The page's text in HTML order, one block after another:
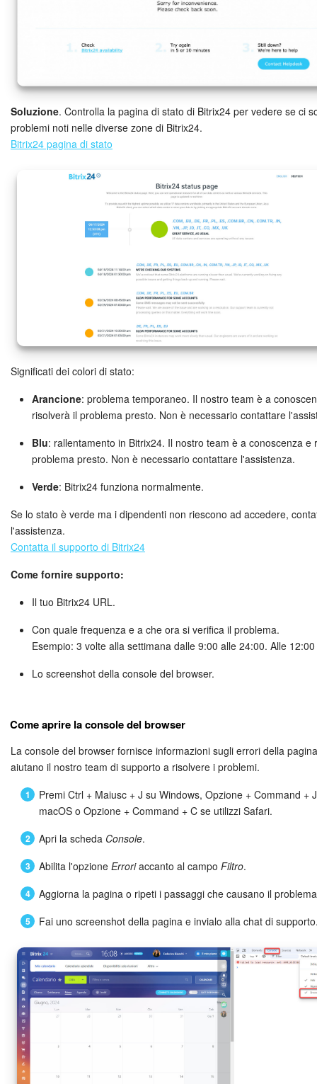
Analisi CRM
Generatore BI
Online store
Dipendenti
Knowledge base
Firma elettronica
Firma elettronica per HR
Automazione
Flussi di lavoro
Gestione inventario
Telefonia
Mio profilo
Enterprise
Bitrix24 Messenger
Domande generali
INIZIA GRATIS
Soluzione. Controlla la pagina di stato di Bitrix24 per vedere se ci
problemi noti nelle diverse zone di Bitrix24.
Bitrix24 pagina di stato
Significati dei colori di stato:
Arancione: problema temporaneo. Il nostro team è a
risolverà il problema presto. Non è necessario contattare
Blu: rallentamento in Bitrix24. Il nostro team è a conoscenza e
problema presto. Non è necessario contattare l'assistenza.
Verde: Bitrix24 funziona normalmente.
Se lo stato è verde ma i dipendenti non riescono ad accedere,
l'assistenza.
Contatta il supporto di Bitrix24
Come fornire supporto:
Il tuo Bitrix24 URL.
Con quale frequenza e a che ora si verifica il problema.
Esempio: 3 volte alla settimana dalle 9:00 alle 24:00. Alle
Lo screenshot della console del browser.
Come aprire la console del browser
La console del browser fornisce informazioni sugli errori della
aiutano il nostro team di supporto a risolvere i problemi.
Premi Ctrl + Maiusc + J su Windows, Opzione + Command +
macOS o Opzione + Command + C se utilizzi Safari.
Apri la scheda Console.
Abilita l'opzione Erroriaccanto al campo Filtro.
Aggiorna la pagina o ripeti i passaggi che causano il
Fai uno screenshot della pagina e invialo alla chat di